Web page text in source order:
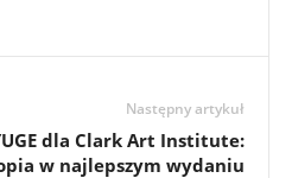
Następny artykuł
dla Clark Art Institute:
w najlepszym wydaniu